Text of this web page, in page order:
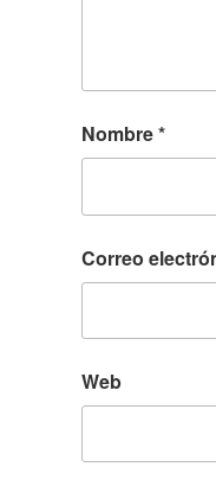
Nombre*
Correo
Web